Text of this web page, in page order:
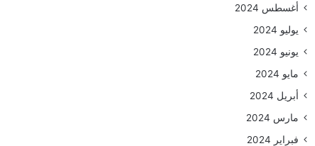
أغسطس 2024
يوليو 2024
يونيو 2024
مايو 2024
أبريل 2024
مارس 2024
فبراير 2024